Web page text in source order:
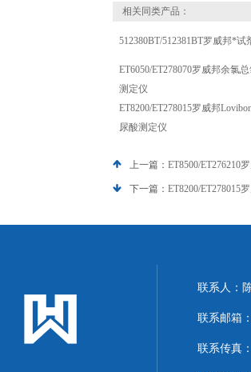
相关同类产品：
512380BT/512381BT罗威邦*试
ET6050/ET278070罗威邦余氯
测定仪
ET8200/ET278015罗威邦
尿酸测定仪
上一篇： ET8500/ET276210
下一篇： ET8200/ET278015
联系人：
联系邮箱
联系传真